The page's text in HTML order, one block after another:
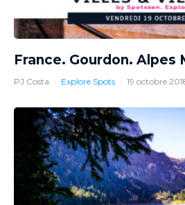
France. Gourdon. Alpes
PJ Costa · Explore Spots · 19 octobre